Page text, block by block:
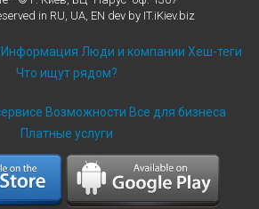
in RU UA, EN dev by IT.iKiev.biz
Информация Люди и компании Хеш-теги
Что ищут рядом?
Возможности Все для бизнеса
Платные услуги